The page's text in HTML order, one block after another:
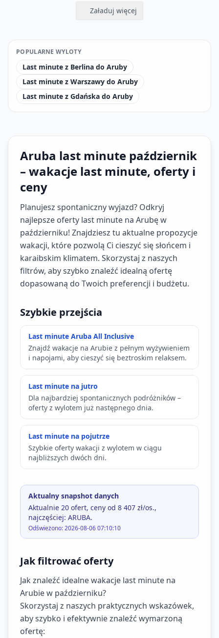
Załaduj więcej
POPULARNE WYLOTY
Last minute z Berlina do Aruby
Last minute z Warszawy do Aruby
Last minute z Gdańska do Aruby
Aruba last minute październik
– wakacje last minute, oferty i
ceny
Planujesz spontaniczny wyjazd? Odkryj
najlepsze oferty last minute na Arubę w
październiku! Znajdziesz tu aktualne propozycje
wakacji, które pozwolą Ci cieszyć się słońcem i
karaibskim klimatem. Skorzystaj z naszych
filtrów, aby szybko znaleźć idealną ofertę
dopasowaną do Twoich preferencji i budżetu.
Szybkie przejścia
Last minute Aruba All Inclusive
Znajdź wakacje na Arubie z pełnym wyżywieniem
i napojami, aby cieszyć się beztroskim relaksem.
Last minute na jutro
Dla najbardziej spontanicznych podróżników –
oferty z wylotem już następnego dnia.
Last minute na pojutrze
Szybkie oferty wakacji z wylotem w ciągu
najbliższych dwóch dni.
Aktualny snapshot danych
Aktualnie 20 ofert, ceny od 8 407 zł/os.,
najczęściej: ARUBA.
Odświeżono: 2026-08-06 07:10:10
Jak filtrować oferty
Jak znaleźć idealne wakacje last minute na
Arubie w październiku?
Skorzystaj z naszych praktycznych wskazówek,
aby szybko i efektywnie znaleźć wymarzoną
ofertę: